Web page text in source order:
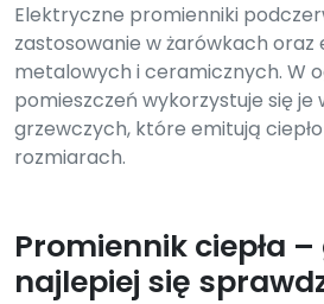
Elektryczne promienniki
zastosowanie w żarówkach
metalowych i ceramicznych. W
pomieszczeń wykorzystuje się je
grzewczych, które emitują
rozmiarach.
Promiennik ciepła –
najlepiej się